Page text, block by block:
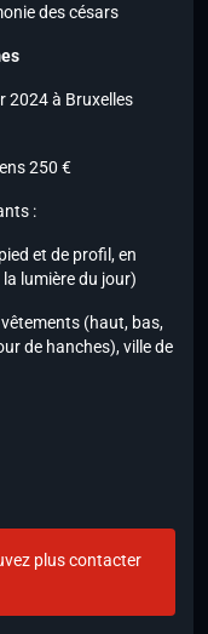
des césars
2024 à Bruxelles
250 €
:
et de profil, en
lumière du jour)
(haut, bas,
de hanches), ville de
plus contacter